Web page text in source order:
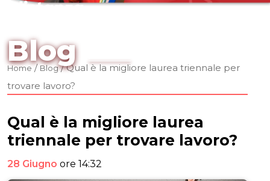
Blog
Home/Blog/Qual è la migliore laurea triennale per
trovare lavoro?
Qual è la migliore laurea
triennale per trovare lavoro?
28 Giugno ore 14:32